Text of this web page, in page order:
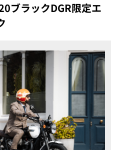
ブラックDGR限定エ